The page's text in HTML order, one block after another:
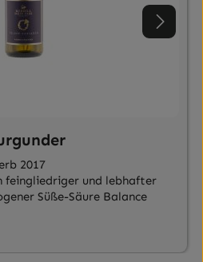
2017
feingliedriger und lebhafter
Süße-Säure Balance